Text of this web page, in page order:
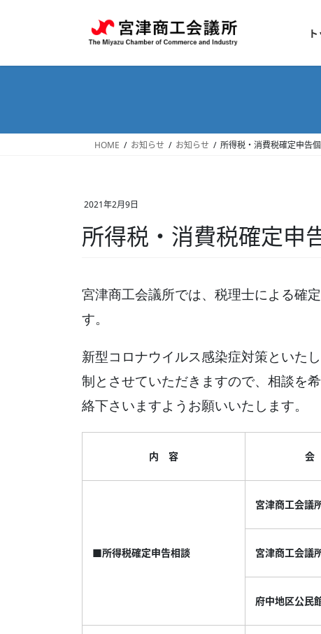
HOME お知らせ お知らせ 所得税・消費税確定申告
2021年2月9日
所得税・消費税確定申
宮津商工会議所では、税理士による確
す。
新型コロナウイルス感染症対策といた
制とさせていただきますので、相談を
絡下さいますようお願いいたします。
内 容 会
■所得税確定申告相談
宮津商工会議
宮津商工会議
府中地区公民